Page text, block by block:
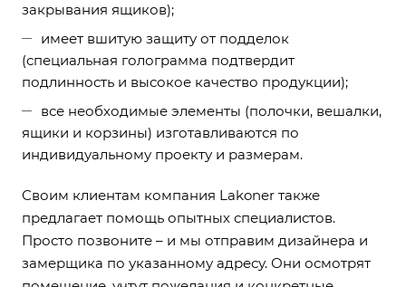
закрывания ящиков);
имеет вшитую защиту от подделок
(специальная голограмма подтвердит
подлинность и высокое качество продукции);
все необходимые элементы (полочки, вешалки,
ящики и корзины) изготавливаются по
индивидуальному проекту и размерам.
Своим клиентам компания Lakoner также
предлагает помощь опытных специалистов.
Просто позвоните – и мы отправим дизайнера и
замерщика по указанному адресу. Они осмотрят